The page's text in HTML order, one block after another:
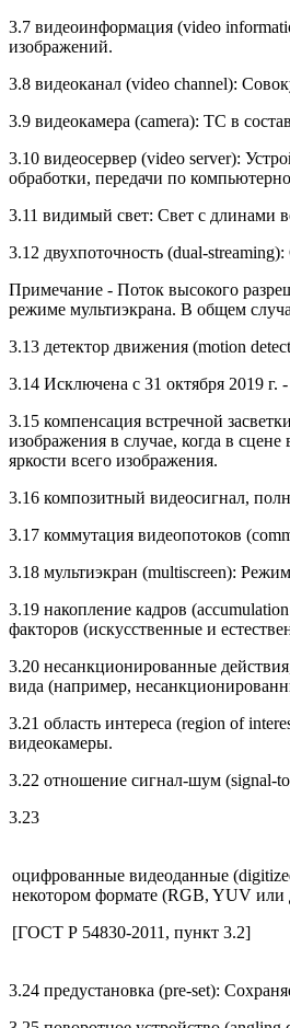
3.7 видеоинформация (video
изображений.
3.8 видеоканал (video channel):
3.9 видеокамера (camera): ТС в
3.10 видеосервер (video server):
обработки, передачи по
3.11 видимый свет: Свет с длинами
3.12 двухпоточность (dual-
Примечание - Поток высокого
режиме мультиэкрана. В общем
3.13 детектор движения (motion
3.14 Исключена с 31 октября 2019 г.
3.15 компенсация встречной
изображения в случае, когда в
яркости всего изображения.
3.16 композитный видеосигнал,
3.17 коммутация видеопотоков
3.18 мультиэкран (multiscreen):
3.19 накопление кадров
факторов (искусственные и
3.20 несанкционированные
вида (например,
3.21 область интереса (region of
видеокамеры.
3.22 отношение сигнал-шум (signal-
3.23
оцифрованные видеоданные
некотором формате (RGB, YUV или
[ГОСТ Р 54830-2011, пункт 3.2]
3.24 предустановка (pre-set):